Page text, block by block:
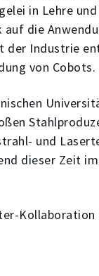
in Lehre
die
Industrie
von Cobots.
und
dieser Zeit
Kollaboration